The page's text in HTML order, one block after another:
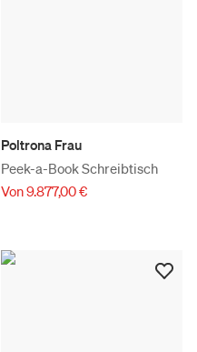
Poltrona Frau
Peek-a-Book Schreibtisch
Von 9.877,00 €